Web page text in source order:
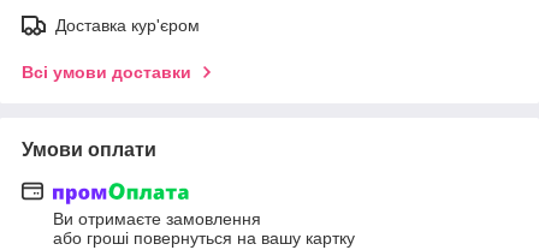
Доставка кур'єром
Всі умови доставки
Умови оплати
Ви отримаєте замовлення
або гроші повернуться на вашу картку